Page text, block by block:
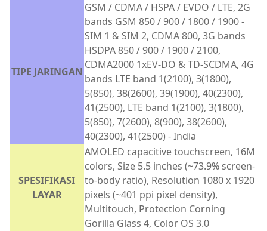
TIPE JARINGAN
GSM / CDMA / HSPA / EVDO / LTE, 2G
bands GSM 850 / 900 / 1800 / 1900 -
SIM 1 & SIM 2, CDMA 800, 3G bands
HSDPA 850 / 900 / 1900 / 2100,
CDMA2000 1xEV-DO & TD-SCDMA, 4G
bands LTE band 1(2100), 3(1800),
5(850), 38(2600), 39(1900), 40(2300),
41(2500), LTE band 1(2100), 3(1800),
5(850), 7(2600), 8(900), 38(2600),
40(2300), 41(2500) - India
SPESIFIKASI
LAYAR
AMOLED capacitive touchscreen, 16M
colors, Size 5.5 inches (~73.9% screen-
to-body ratio), Resolution 1080 x 1920
pixels (~401 ppi pixel density),
Multitouch, Protection Corning
Gorilla Glass 4, Color OS 3.0